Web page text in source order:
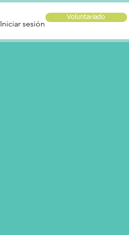
Iniciar sesión
Voluntariado